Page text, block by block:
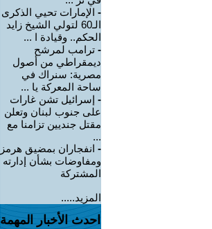
- الإمارات تحيي الذكرى
الـ60 لتولي الشيخ زايد
الحكم.. وقيادة ا ...
- ترامب لمرشح
ديمقراطي من أصول
مصرية: سنراك في
ساحة المعركة يا ...
- إسرائيل تشن غارات
على جنوب لبنان وتعلن
مقتل جنديين تزامنا مع
...
- انفجاران بمضيق هرمز
ومفاوضات بشأن إدارته
المشتركة
المزيد.....
احدث الأخبار المهمة